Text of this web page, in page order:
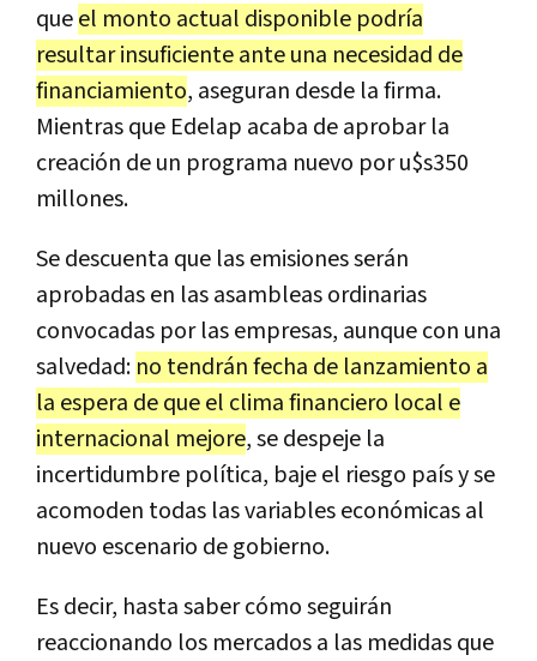
queel monto actual disponible podría
resultar insuficiente ante una necesidad de
financiamiento, aseguran desde la firma.
Mientras que Edelap acaba de aprobar la
creación de un programa nuevo por u$s350
millones.
Se descuenta que las emisiones serán
aprobadas en las asambleas ordinarias
convocadas por las empresas, aunque con una
salvedad: no tendrán fecha de lanzamiento a
la espera de que el clima financiero local e
internacional mejore, se despeje la
incertidumbre política, baje el riesgo país y se
acomoden todas las variables económicas al
nuevo escenario de gobierno.
Es decir, hasta saber cómo seguirán
reaccionando los mercados a las medidas que